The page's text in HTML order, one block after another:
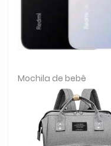
Mochila de bebê